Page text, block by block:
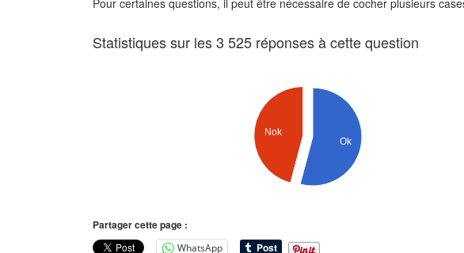
Pour certaines questions, il peut être nécessaire de cocher plusieurs
Statistiques sur les 3 525 réponses à cette question
Nok
Ok
Partager cette page :
WhatsApp